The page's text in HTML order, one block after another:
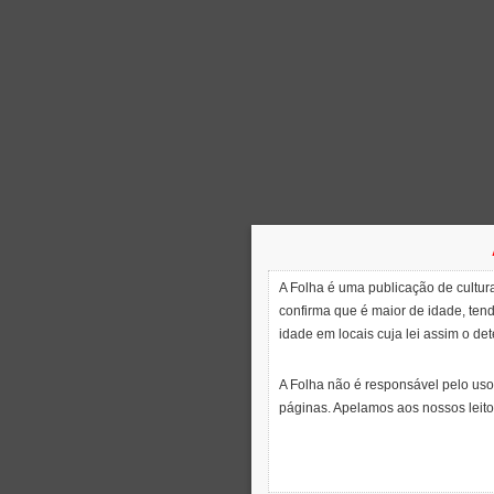
A Folha é uma publicação de
confirma que é maior de idade,
idade em locais cuja lei assim o
A Folha não é responsável pelo
páginas. Apelamos aos nossos